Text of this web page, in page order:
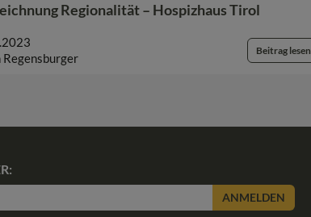
Regionalität – Hospizhaus Tirol
Regensburger
Beitrag lesen
ANMELDEN